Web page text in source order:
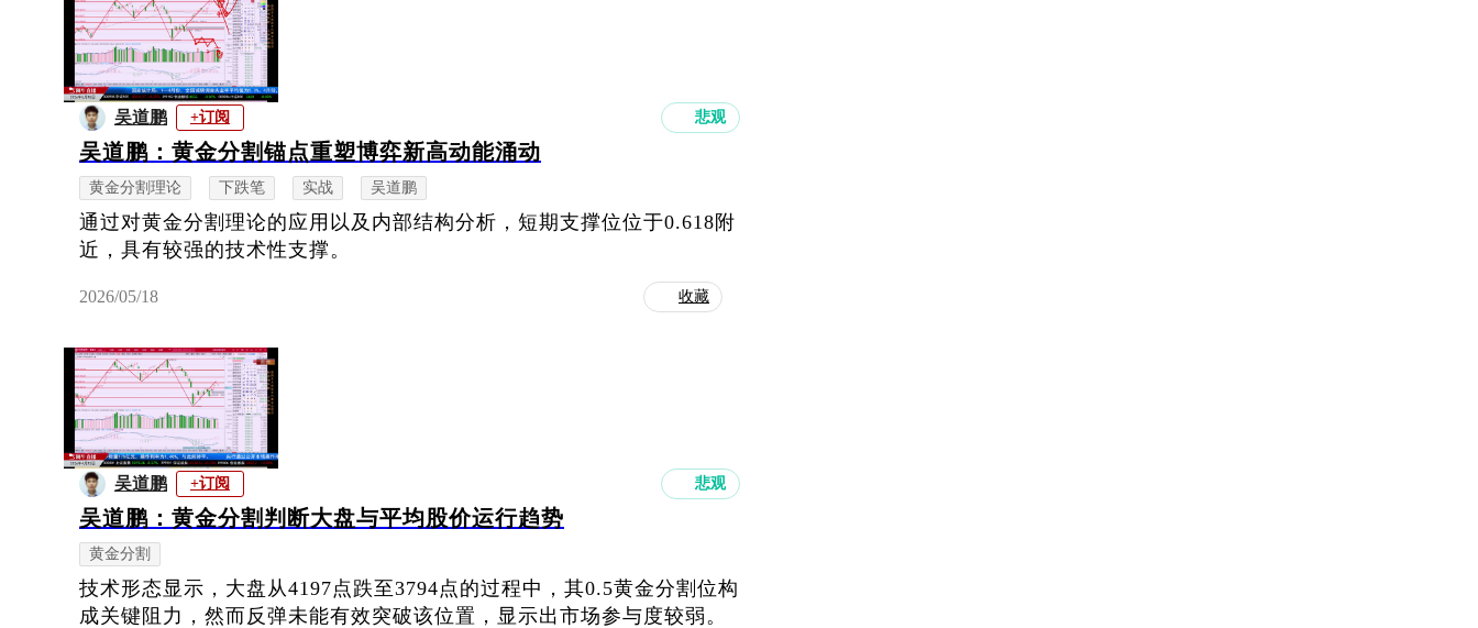
吴道鹏 +订阅 悲观
吴道鹏：黄金分割锚点重塑博弈新高动能涌动
黄金分割理论 下跌笔 实战 吴道鹏
通过对黄金分割理论的应用以及内部结构分析，短期支撑位位于0.618附
近，具有较强的技术性支撑。
2026/05/18 收藏
吴道鹏 +订阅 悲观
吴道鹏：黄金分割判断大盘与平均股价运行趋势
黄金分割
技术形态显示，大盘从4197点跌至3794点的过程中，其0.5黄金分割位构
成关键阻力，然而反弹未能有效突破该位置，显示出市场参与度较弱。